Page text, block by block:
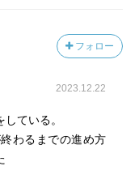
フォロー
2023.12.22
ている。
わるまでの進め方